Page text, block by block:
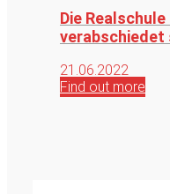
Die
verabschiedet
21.06.2022
Find out more